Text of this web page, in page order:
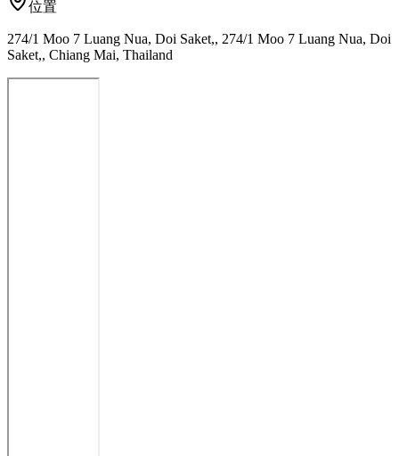
位置
274/1 Moo 7 Luang Nua, Doi Saket,, 274/1 Moo 7 Luang Nua, Doi
Saket,, Chiang Mai, Thailand